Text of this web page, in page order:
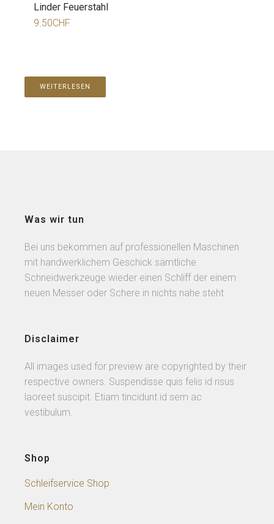
Linder Feuerstahl
9.50CHF
WEITERLESEN
Was wir tun
Bei uns bekommen auf professionellen Maschinen
mit handwerklichem Geschick sämtliche
Schneidwerkzeuge wieder einen Schliff der einem
neuen Messer oder Schere in nichts nahe steht
Disclaimer
All images used for preview are copyrighted by their
respective owners. Suspendisse quis felis id risus
laoreet suscipit. Etiam tincidunt id sem ac
vestibulum.
Shop
Schleifservice Shop
Mein Konto